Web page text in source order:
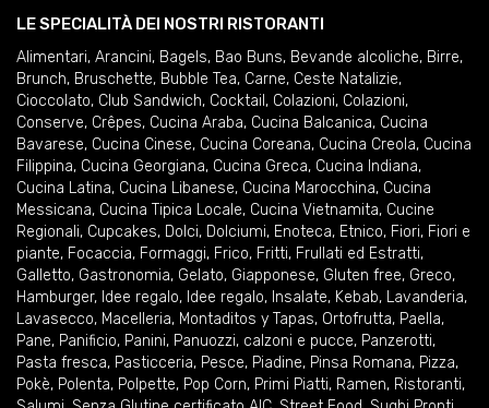
LE SPECIALITÀ DEI NOSTRI RISTORANTI
Alimentari, Arancini, Bagels, Bao Buns, Bevande alcoliche, Birre,
Brunch, Bruschette, Bubble Tea, Carne, Ceste Natalizie,
Cioccolato, Club Sandwich, Cocktail , Colazioni, Colazioni,
Conserve, Crêpes, Cucina Araba, Cucina Balcanica, Cucina
Bavarese, Cucina Cinese, Cucina Coreana, Cucina Creola, Cucina
Filippina, Cucina Georgiana, Cucina Greca, Cucina Indiana,
Cucina Latina, Cucina Libanese, Cucina Marocchina, Cucina
Messicana, Cucina Tipica Locale, Cucina Vietnamita, Cucine
Regionali, Cupcakes, Dolci, Dolciumi, Enoteca, Etnico, Fiori, Fiori e
piante, Focaccia, Formaggi, Frico, Fritti, Frullati ed Estratti,
Galletto, Gastronomia, Gelato, Giapponese, Gluten free, Greco,
Hamburger, Idee regalo, Idee regalo, Insalate, Kebab, Lavanderia,
Lavasecco, Macelleria, Montaditos y Tapas, Ortofrutta, Paella,
Pane, Panificio, Panini, Panuozzi, calzoni e pucce, Panzerotti,
Pasta fresca, Pasticceria, Pesce, Piadine, Pinsa Romana, Pizza,
Pokè, Polenta, Polpette, Pop Corn, Primi Piatti, Ramen, Ristoranti,